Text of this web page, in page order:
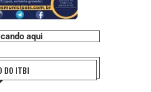
aqui
DO ITBI